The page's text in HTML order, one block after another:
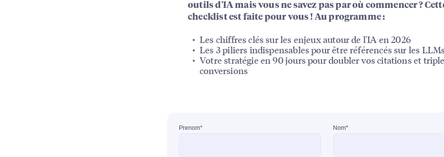
outils d'IA mais vous ne savez pas par où commencer ?
checklist est faite pour vous ! Au programme :
Les chiffres clés sur les enjeux autour de l'IA en 2026
Les 3 piliers indispensables pour être référencés sur les
Votre stratégie en 90 jours pour doubler vos citations et
conversions